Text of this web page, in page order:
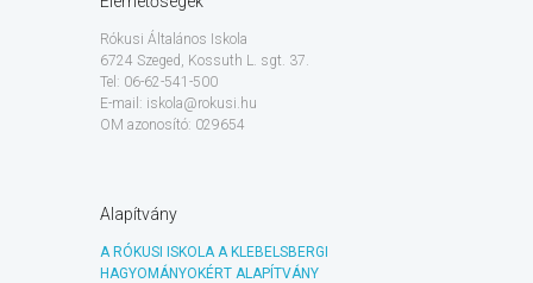
Rókusi Általános Iskola
6724 Szeged, Kossuth L. sgt. 37.
Tel: 06-62-541-500
E-mail: iskola@rokusi.hu
OM azonosító: 029654
Alapítvány
A RÓKUSI ISKOLA A KLEBELSBERGI
HAGYOMÁNYOKÉRT ALAPÍTVÁNY